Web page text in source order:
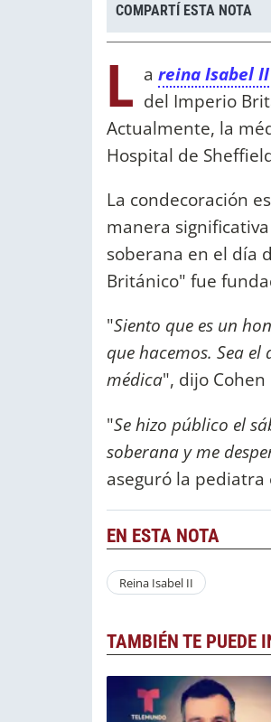
COMPARTÍ ESTA NOTA
L a reina Isabel II
del Imperio
Actualmente, la
Hospital de
La condecoración
manera
soberana en el día
Británico" fue
"Siento que es un
que hacemos. Sea
médica", dijo
"Se hizo público el
soberana y me
aseguró la
EN ESTA NOTA
Reina Isabel II
TAMBIÉN TE PUEDE